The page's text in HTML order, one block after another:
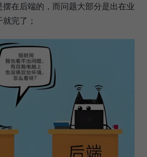
在后端的，而问题大部分是出在业
完了；